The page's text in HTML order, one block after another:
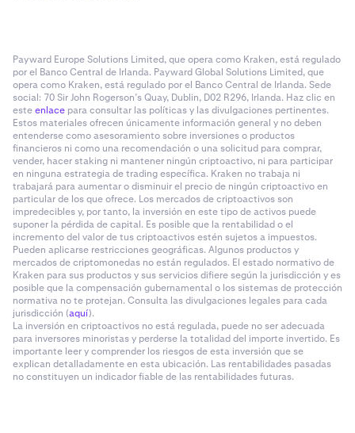
Payward Europe Solutions Limited, que opera como Kraken, está regulado
por el Banco Central de Irlanda. Payward Global Solutions Limited, que
opera como Kraken, está regulado por el Banco Central de Irlanda. Sede
social: 70 Sir John Rogerson’s Quay, Dublin, D02 R296, Irlanda. Haz clic en
esteenlace para consultar las políticas y las divulgaciones pertinentes.
Estos materiales ofrecen únicamente información general y no deben
entenderse como asesoramiento sobre inversiones o productos
financieros ni como una recomendación o una solicitud para comprar,
vender, hacer staking ni mantener ningún criptoactivo, ni para participar
en ninguna estrategia de trading específica. Kraken no trabaja ni
trabajará para aumentar o disminuir el precio de ningún criptoactivo en
particular de los que ofrece. Los mercados de criptoactivos son
impredecibles y, por tanto, la inversión en este tipo de activos puede
suponer la pérdida de capital. Es posible que la rentabilidad o el
incremento del valor de tus criptoactivos estén sujetos a impuestos.
Pueden aplicarse restricciones geográficas. Algunos productos y
mercados de criptomonedas no están regulados. El estado normativo de
Kraken para sus productos y sus servicios difiere según la jurisdicción y es
posible que la compensación gubernamental o los sistemas de protección
normativa no te protejan. Consulta las divulgaciones legales para cada
jurisdicción (aquí).
La inversión en criptoactivos no está regulada, puede no ser adecuada
para inversores minoristas y perderse la totalidad del importe invertido. Es
importante leer y comprender los riesgos de esta inversión que se
explican detalladamente en esta ubicación. Las rentabilidades pasadas
no constituyen un indicador fiable de las rentabilidades futuras.